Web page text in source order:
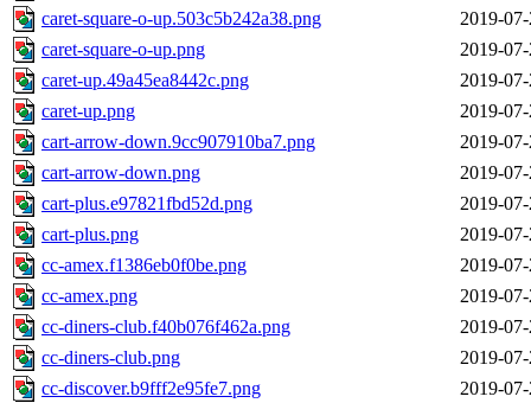
caret-square-o-up.503c5b242a38.png
2019-
caret-square-o-up.png
2019-
caret-up.49a45ea8442c.png
2019-
caret-up.png
2019-
cart-arrow-down.9cc907910ba7.png
2019-
cart-arrow-down.png
2019-
cart-plus.e97821fbd52d.png
2019-
cart-plus.png
2019-
cc-amex.f1386eb0f0be.png
2019-
cc-amex.png
2019-
cc-diners-club.f40b076f462a.png
2019-
cc-diners-club.png
2019-
cc-discover.b9fff2e95fe7.png
2019-